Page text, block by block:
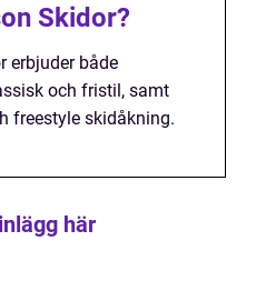
Skidor?
erbjuder både
och fristil, samt
freestyle skidåkning.
här